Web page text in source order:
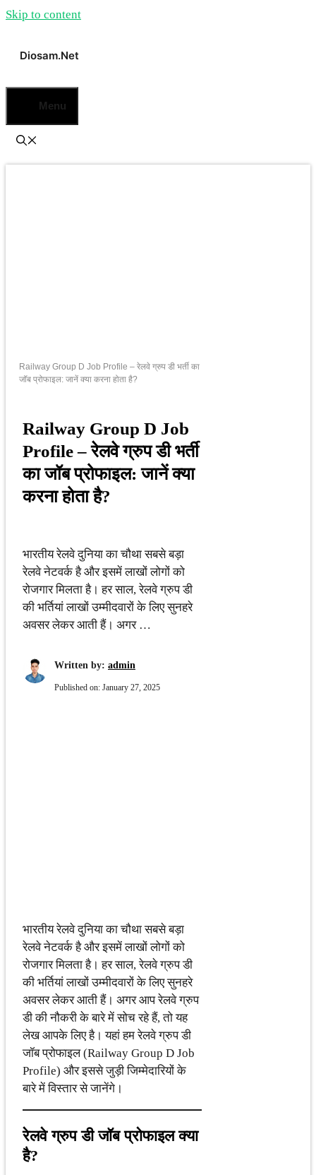
Skip to content
Diosam.net
Menu
Railway Group D Job Profile – रेलवे ग्रुप डी भर्ती का
जॉब प्रोफाइल: जानें क्या करना होता है?
Railway Group D Job
Profile – रेलवे ग्रुप डी भर्ती
का जॉब प्रोफाइल: जानें क्या
करना होता है?
भारतीय रेलवे दुनिया का चौथा सबसे बड़ा
रेलवे नेटवर्क है और इसमें लाखों लोगों को
रोजगार मिलता है। हर साल, रेलवे ग्रुप डी
की भर्तियां लाखों उम्मीदवारों के लिए सुनहरे
अवसर लेकर आती हैं। अगर …
Written by: admin
Published on: January 27, 2025
भारतीय रेलवे दुनिया का चौथा सबसे बड़ा
रेलवे नेटवर्क है और इसमें लाखों लोगों को
रोजगार मिलता है। हर साल, रेलवे ग्रुप डी
की भर्तियां लाखों उम्मीदवारों के लिए सुनहरे
अवसर लेकर आती हैं। अगर आप रेलवे ग्रुप
डी की नौकरी के बारे में सोच रहे हैं, तो यह
लेख आपके लिए है। यहां हम रेलवे ग्रुप डी
जॉब प्रोफाइल (Railway Group D Job
Profile) और इससे जुड़ी जिम्मेदारियों के
बारे में विस्तार से जानेंगे।
रेलवे ग्रुप डी जॉब प्रोफाइल क्या
है?